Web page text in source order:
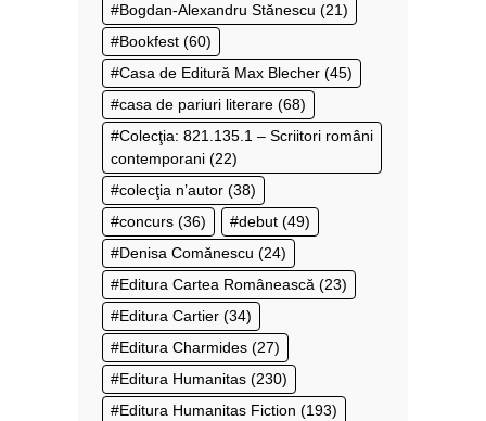
Bogdan-Alexandru Stănescu (21)
Bookfest (60)
Casa de Editură Max Blecher (45)
casa de pariuri literare (68)
Colecţia: 821.135.1 – Scriitori români
contemporani (22)
colecţia n’autor (38)
concurs (36) debut (49)
Denisa Comănescu (24)
Editura Cartea Românească (23)
Editura Cartier (34)
Editura Charmides (27)
Editura Humanitas (230)
Editura Humanitas Fiction (193)